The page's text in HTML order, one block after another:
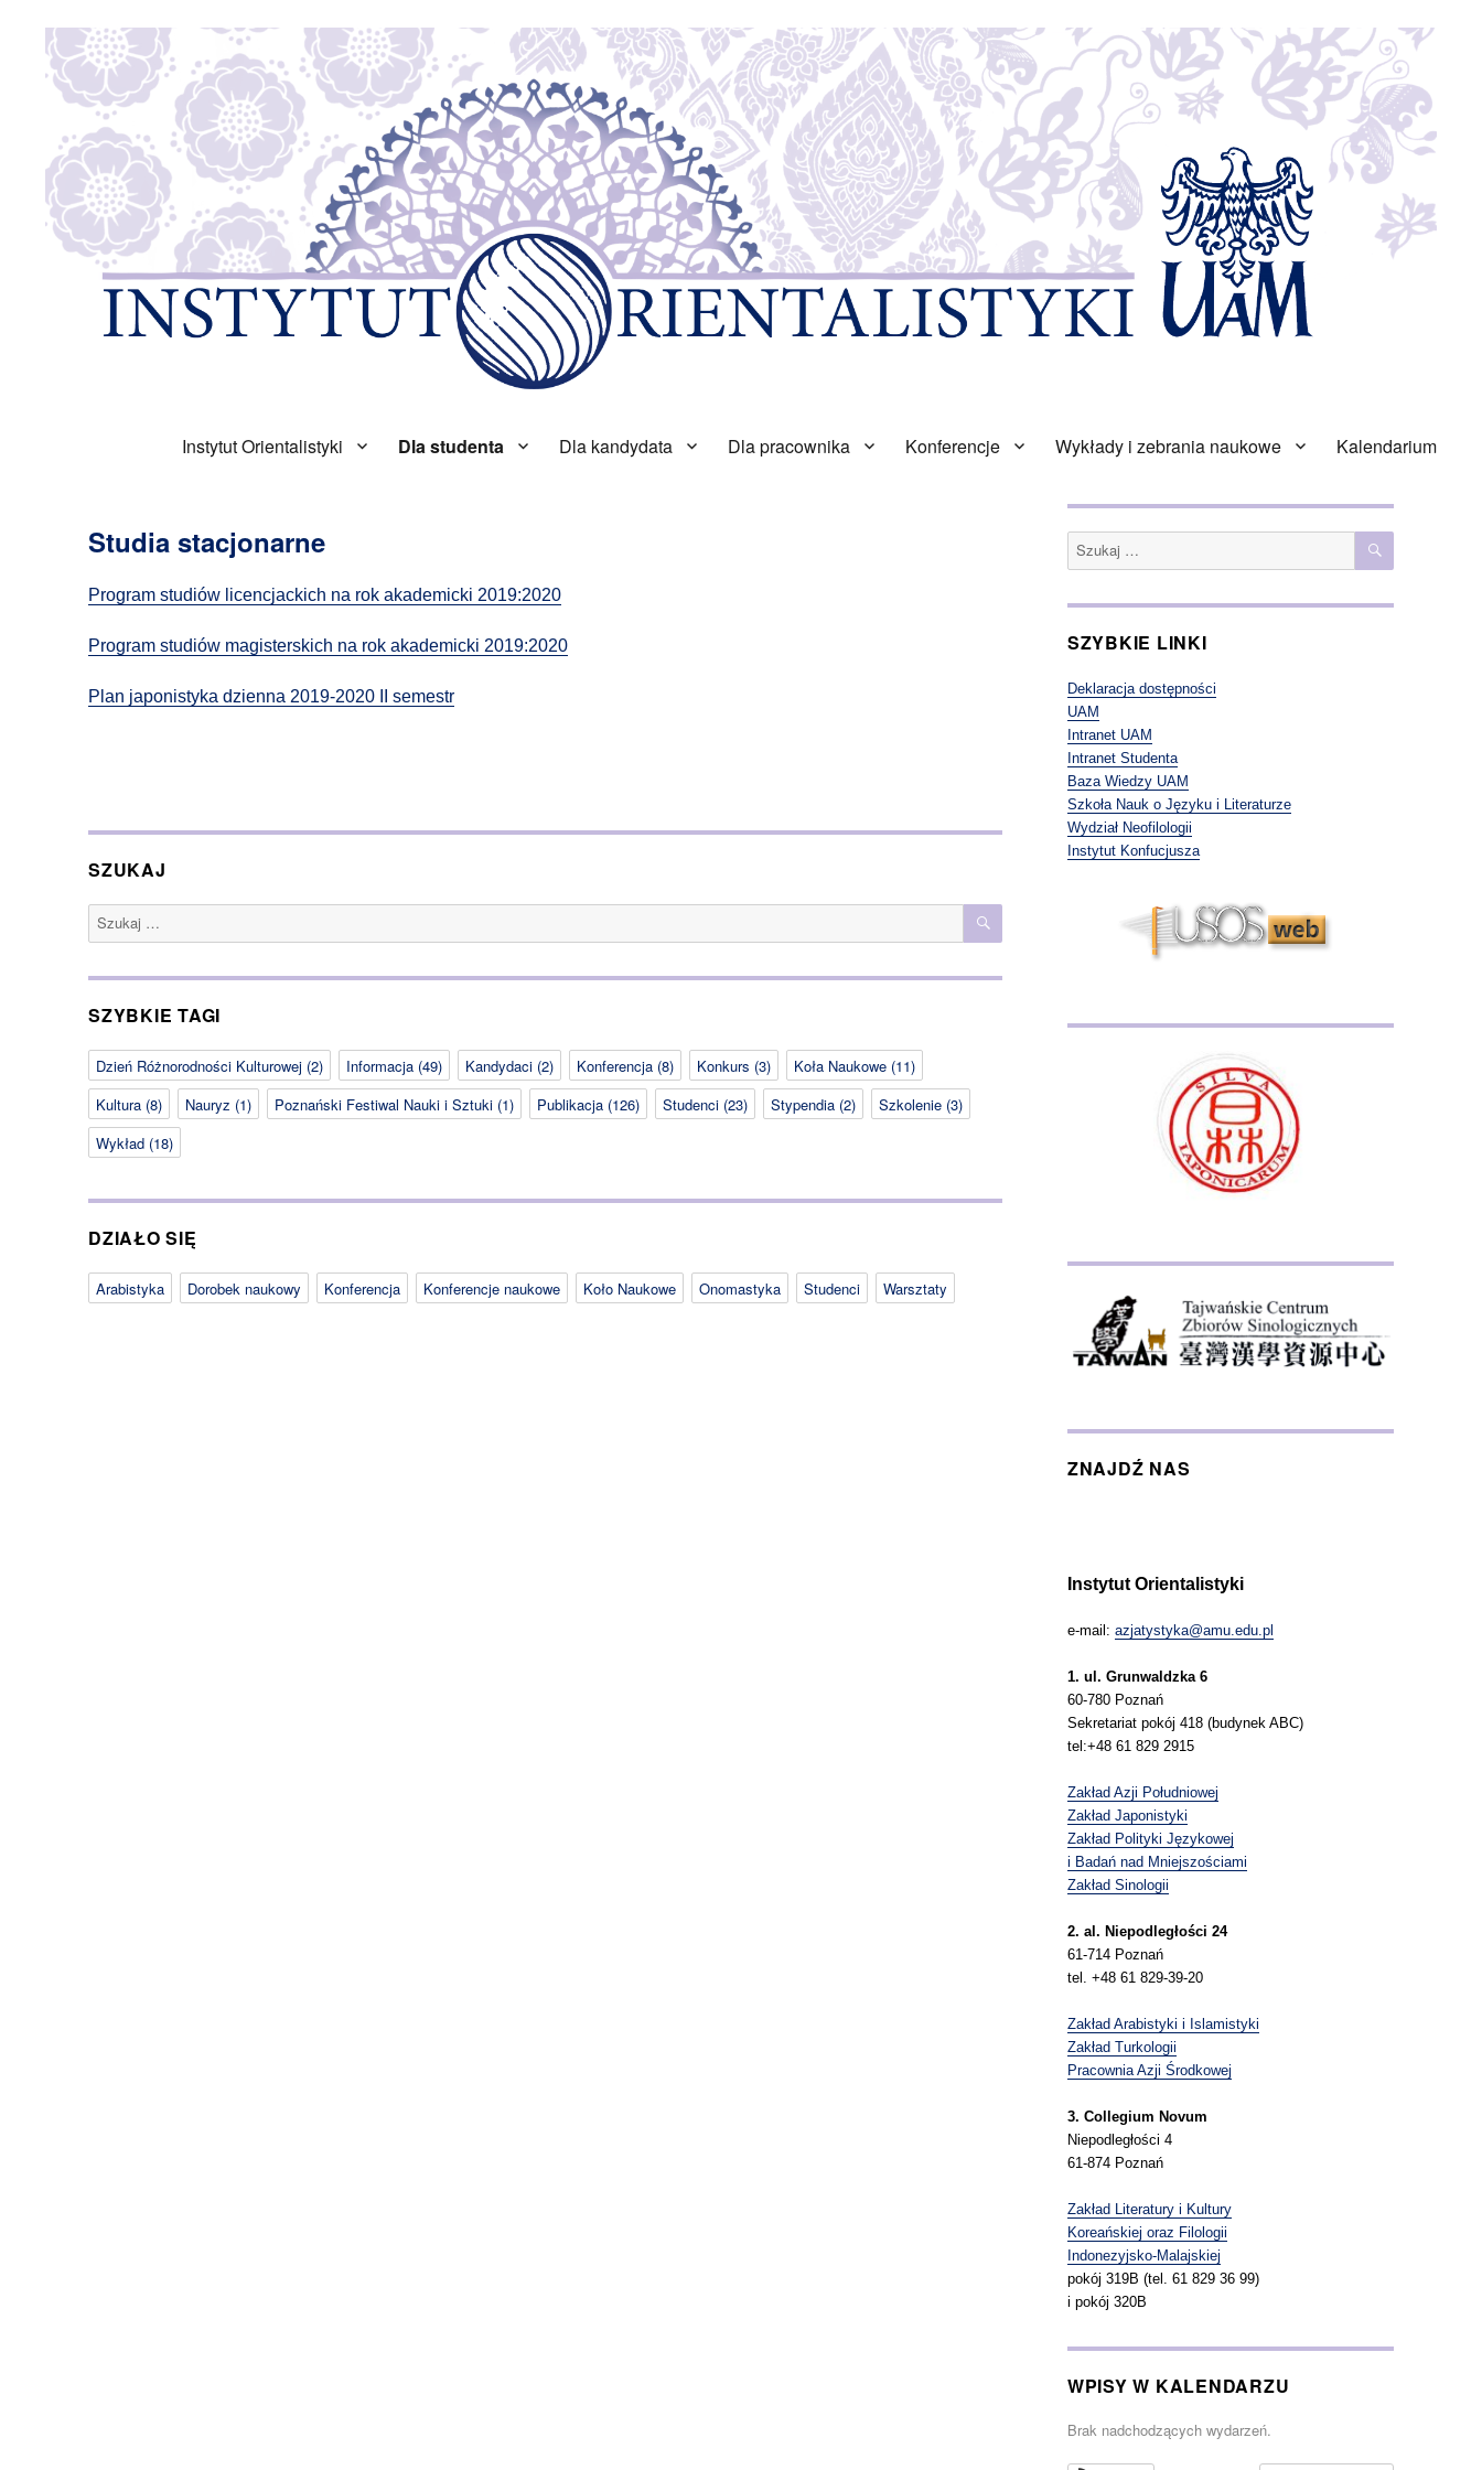
Instytut Orientalistyki Dla studenta Dla kandydata Dla pracownika Konferencje Wykłady i zebrania naukowe Kalendarium
Studia stacjonarne
Program studiów licencjackich na rok akademicki 2019:2020
Program studiów magisterskich na rok akademicki 2019:2020
Plan japonistyka dzienna 2019-2020 II semestr
SZUKAJ
Szukaj: SZUKAJ
SZYBKIE TAGI
Dzień Różnorodności Kulturowej (2) Informacja (49) Kandydaci (2) Konferencja (8) Konkurs (3) Koła Naukowe (11)
Kultura (8) Nauryz (1) Poznański Festiwal Nauki i Sztuki (1) Publikacja (126) Studenci (23) Stypendia (2) Szkolenie (3)
Wykład (18)
DZIAŁO SIĘ
Arabistyka Dorobek naukowy Konferencja Konferencje naukowe Koło Naukowe Onomastyka Studenci Warsztaty
Szukaj: SZUKAJ
SZYBKIE LINKI
Deklaracja dostępności
UAM
Intranet UAM
Intranet Studenta
Baza Wiedzy UAM
Szkoła Nauk o Języku i Literaturze
Wydział Neofilologii
Instytut Konfucjusza
ZNAJDŹ NAS
Instytut Orientalistyki
e-mail: azjatystyka@amu.edu.pl
1. ul. Grunwaldzka 6
60-780 Poznań
Sekretariat pokój 418 (budynek ABC)
tel:+48 61 829 2915
Zakład Azji Południowej
Zakład Japonistyki
Zakład Polityki Językowej
i Badań nad Mniejszościami
Zakład Sinologii
2. al. Niepodległości 24
61-714 Poznań
tel. +48 61 829-39-20
Zakład Arabistyki i Islamistyki
Zakład Turkologii
Pracownia Azji Środkowej
3. Collegium Novum
Niepodległości 4
61-874 Poznań
Zakład Literatury i Kultury
Koreańskiej oraz Filologii
Indonezyjsko-Malajskiej
pokój 319B (tel. 61 829 36 99)
i pokój 320B
WPISY W KALENDARZU
Brak nadchodzących wydarzeń.